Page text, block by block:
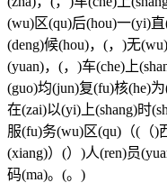
(wu)区(qu)后(hou)一(yi)
(deng)候(hou)，(，)无
(yuan)，(，)车(che)上
(guo)均(jun)复(fu)核(he)
在(zai)以(yi)上(shang)时
服(fu)务(wu)区(qu)（(（)
(xiang)）(）)人(ren)员
码(ma)。(。)